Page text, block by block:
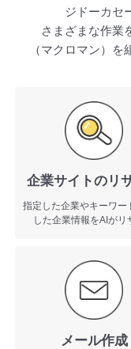
ジドーカセ
さまざまな作業
（マクロマン）を
企業サイトのリ
指定した企業やキーワー
した企業情報をAIがリ
メール作成